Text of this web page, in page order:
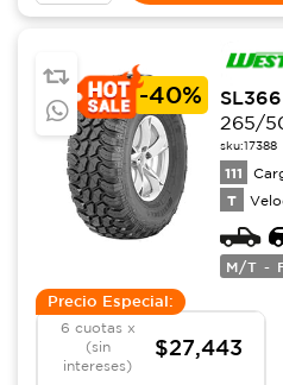
-40%
SL366
265/
sku:17388
111
T
M/T -
Precio Especial:
6 cuotas x
(sin
intereses)
$27,443